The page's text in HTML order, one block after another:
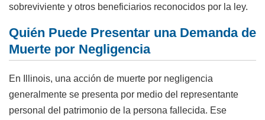
sobreviviente y otros beneficiarios reconocidos por la ley.
Quién Puede Presentar una Demanda de
Muerte por Negligencia
En Illinois, una acción de muerte por negligencia
generalmente se presenta por medio del representante
personal del patrimonio de la persona fallecida. Ese